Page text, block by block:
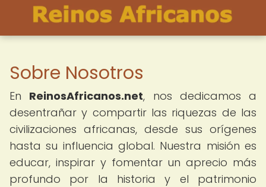
Sobre Nosotros
En ReinosAfricanos.net, nos dedicamos a
desentrañar y compartir las riquezas de las
civilizaciones africanas, desde sus orígenes
hasta su influencia global. Nuestra misión es
educar, inspirar y fomentar un aprecio más
profundo por la historia y el patrimonio